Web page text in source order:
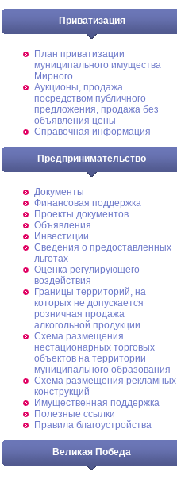
Приватизация
План приватизации
муниципального имущества
Мирного
Аукционы, продажа
посредством публичного
предложения, продажа без
объявления цены
Справочная информация
Предпринимательство
Документы
Финансовая поддержка
Проекты документов
Объявления
Инвестиции
Сведения о предоставленных
льготах
Оценка регулирующего
воздействия
Границы территорий, на
которых не допускается
розничная продажа
алкогольной продукции
Схема размещения
нестационарных торговых
объектов на территории
муниципального образования
Схема размещения рекламных
конструкций
Имущественная поддержка
Полезные ссылки
Правила благоустройства
Великая Победа